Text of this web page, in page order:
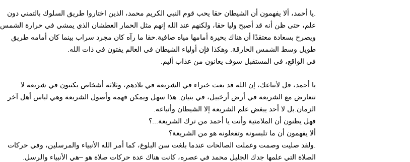
.يا أحمد، ألا يفهمون أن الشيطان حقا يحب قوم النبي الكريم محمد، الذين اختاروا طريق السلوك بالتمني دون
علم، حتى ظن أنه قد أصبح وليا حقا، ولكنهم عند الله إنهم مثل الحمار العطشان الذي يمشي في حرارة الشمس
ويصرخ بسعادة معتقدًا أن هناك بحيرة أمامها مياه صافية.حقا ما رآه كان مجرد سراب بينما كان أمامه طريق
طويل وسط الشمس الحارقة. وهكذا فإن أولياء الشيطان في العالم يفتون في ذات الله.
في الواقع، في المستقبل سوف يعانون من عذاب أليم.
يا أحمد، قل لأتباعك، إن الله قد بعث خبراء في الشريعة في بلادهم، وثلاثة أشخاص يكتبون في شريعة لا
تتعارض مع الشريعة في أرض أرخبيل، في بنيان. هذا سهل ويمكن فهمه وأصول الشريعة وهي لباس أهل آخر
الزمان.بل لا أحد يبغض علم الشريعة إلا الشيطان وأتباعه.
فهل يظنون أن الملامتية وأنت يا أحمد من ترك الشريعة...؟
ألا يفهمون أن ما تلبسونه وتفعلونه هو من الشريعة؟
.ولقد صليت وصمت وعملت الصالحات عندما بلغت سن البلوغ، كما أمر الله الأنبياء والمرسلين، وفي حركات
الصلاة التي علمها جدك الجليل محمد في عصره، كانت هناك عدة حركات صلاة هو –هي الأنبياء والرسل.